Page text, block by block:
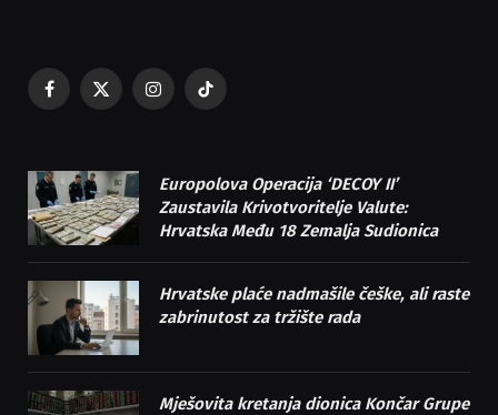
Facebook
X
InstagramTikTok
Europolova Operacija ‘DECOY II’
Zaustavila Krivotvoritelje Valute:
Hrvatska Među 18 Zemalja Sudionica
Hrvatske plaće nadmašile češke, ali raste
zabrinutost za tržište rada
Mješovita kretanja dionica Končar Grupe